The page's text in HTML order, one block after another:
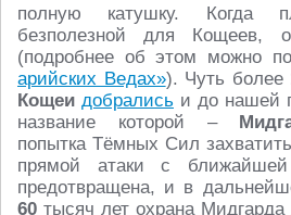
полную катушку. Когда
безполезной для Кощеев,
(подробнее об этом можно
арийских Ведах»). Чуть более
Кощеи добрались и до нашей
название которой –
попытка Тёмных Сил
прямой атаки с
предотвращена, и в
60 тысяч лет охрана